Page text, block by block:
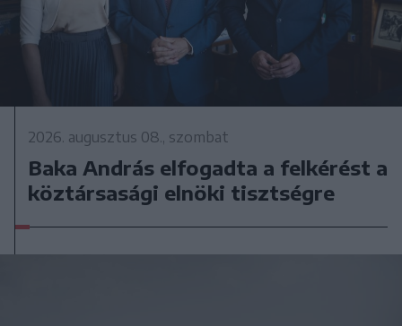
2026. augusztus 08., szombat
Baka András elfogadta a felkérést a
köztársasági elnöki tisztségre